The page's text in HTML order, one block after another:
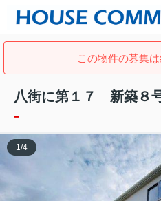
この物件の募集は
八街に第１７ 新築８
-
1/4